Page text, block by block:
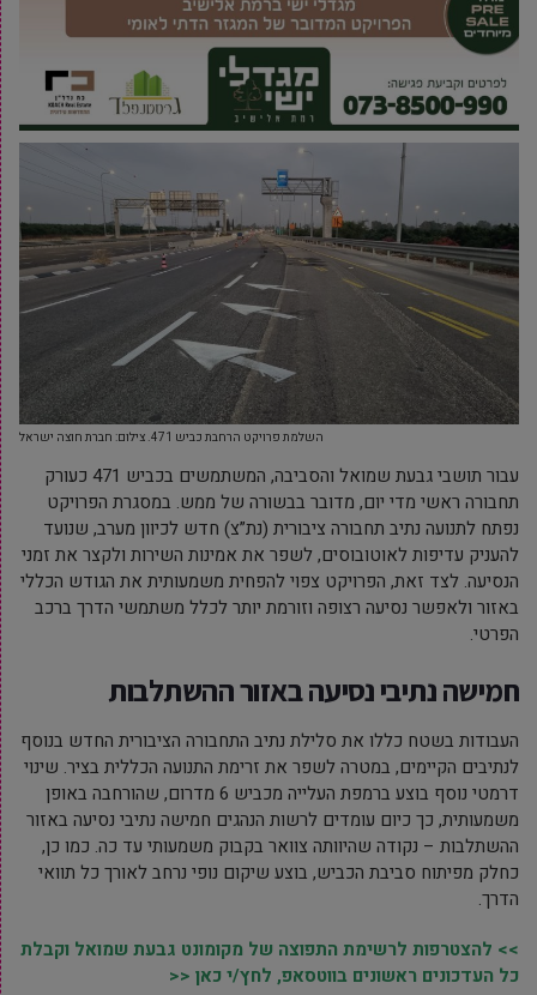
השלמת פרויקט הרחבת כביש 471. צילום: חברת חוצה ישראל
עבור תושבי גבעת שמואל והסביבה,
המשתמשים בכביש 471 כעורק
תחבורה ראשי מדי יום, מדובר בבשורה של ממש. במסגרת הפרויקט
נפתח לתנועה נתיב תחבורה ציבורית (נת”צ) חדש לכיוון מערב, שנועד
להעניק עדיפות לאוטובוסים,לשפר את אמינות השירות ולקצר את זמני
הנסיעה. לצד זאת, הפרויקט צפוי להפחית משמעותית את הגודש הכללי
באזור ולאפשר נסיעה רצופה וזורמת יותר לכלל משתמשי הדרך ברכב
הפרטי.
חמישה נתיבי נסיעה באזור ההשתלבות
העבודות בשטח כללו את סלילת נתיב התחבורה הציבורית החדש בנוסף
לנתיבים הקיימים, במטרה לשפר את זרימת התנועה הכללית בציר. שינוי
דרמטי נוסף בוצע ברמפת העלייה מכביש 6 מדרום,
שהורחבה באופן
משמעותית, כך כיום עומדים לרשות הנהגים חמישה נתיבי נסיעה באזור
ההשתלבות – נקודה שהיוותה צוואר בקבוק משמעותי עד כה. כמו כן,
כחלק מפיתוח סביבת הכביש, בוצע שיקום נופי נרחב לאורך כל תוואי
הדרך.
>> להצטרפות לרשימת התפוצה של מקומונט גבעת שמואל וקבלת
כל העדכונים ראשונים בווטסאפ, לחץ/י כאן <<